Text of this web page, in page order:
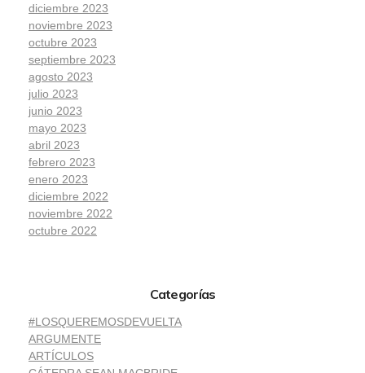
diciembre 2023
noviembre 2023
octubre 2023
septiembre 2023
agosto 2023
julio 2023
junio 2023
mayo 2023
abril 2023
febrero 2023
enero 2023
diciembre 2022
noviembre 2022
octubre 2022
Categorías
#LOSQUEREMOSDEVUELTA
ARGUMENTE
ARTÍCULOS